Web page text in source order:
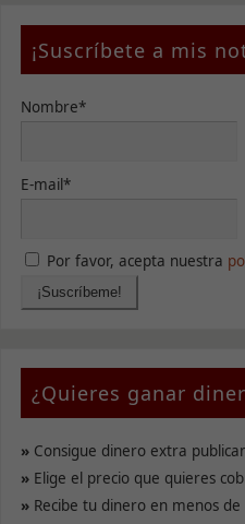
¡Suscríbete a mis
Nombre*
E-mail*
Por favor, acepta nuestra
¿Quieres ganar
»Consigue dinero extra
»Elige el precio que quieres
»Recibe tu dinero en menos de